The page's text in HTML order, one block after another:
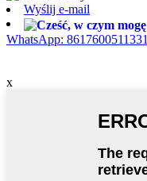
Wyślij e-mail
WhatsApp: 8617600511331
x